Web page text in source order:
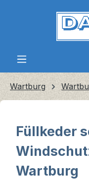
Zum Hauptinhalt
Wartburg
Füllkeder
Wartburg